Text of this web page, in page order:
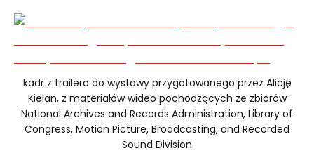
kadr z trailera do wystawy przygotowanego przez Alicję
Kielan, z materiałów wideo pochodzących ze zbiorów
National Archives and Records Administration, Library of
Congress, Motion Picture, Broadcasting, and Recorded
Sound Division